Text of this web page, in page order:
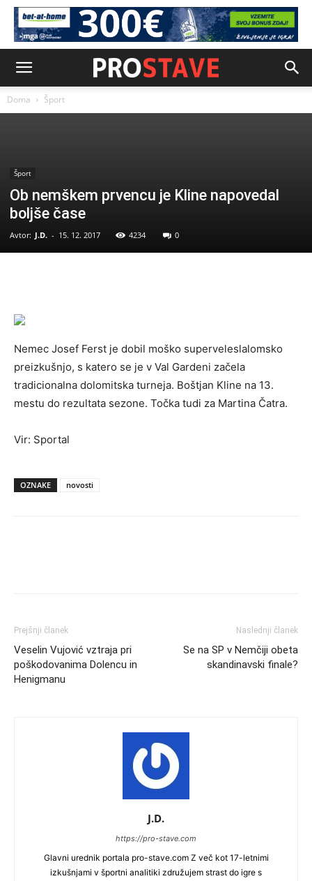
Doma Šport
Šport
Ob nemškem prvencu je Kline napovedal
boljše čase
Avtor: J.D. - 15. 12. 2017 4234 0
Nemec Josef Ferst je dobil moško superveleslalomsko
preizkušnjo, s katero se je v Val Gardeni začela
tradicionalna dolomitska turneja. Boštjan Kline na 13.
mestu do rezultata sezone. Točka tudi za Martina Čatra.
Vir: Sportal
OZNAKE novosti
Prejšnji članek
Veselin Vujović vztraja pri
poškodovanima Dolencu in
Henigmanu
Naslednji članek
Se na SP v Nemčiji obeta
skandinavski finale?
J.D.
https://pro-stave.com
Glavni urednik portala pro-stave.com Z več kot 17-letnimi
izkušnjami v športni analitiki združujem strast do igre s